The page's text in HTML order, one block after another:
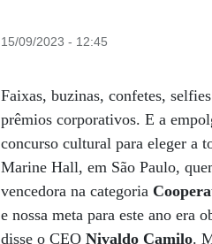
15/09/2023 - 12:45
Faixas, buzinas, confetes,
prêmios corporativos. E a
concurso cultural para eleger a
Marine Hall, em São Paulo,
vencedora na categoria
e nossa meta para este ano era
disse o CEONivaldo Camilo.